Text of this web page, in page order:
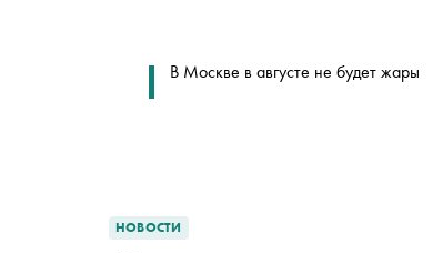
В Москве в августе не будет жары
НОВОСТИ